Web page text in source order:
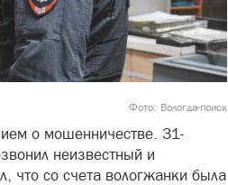
Фото: Вологда-поиск
о мошенничестве. 31-
неизвестный и
что со счета вологжанки была